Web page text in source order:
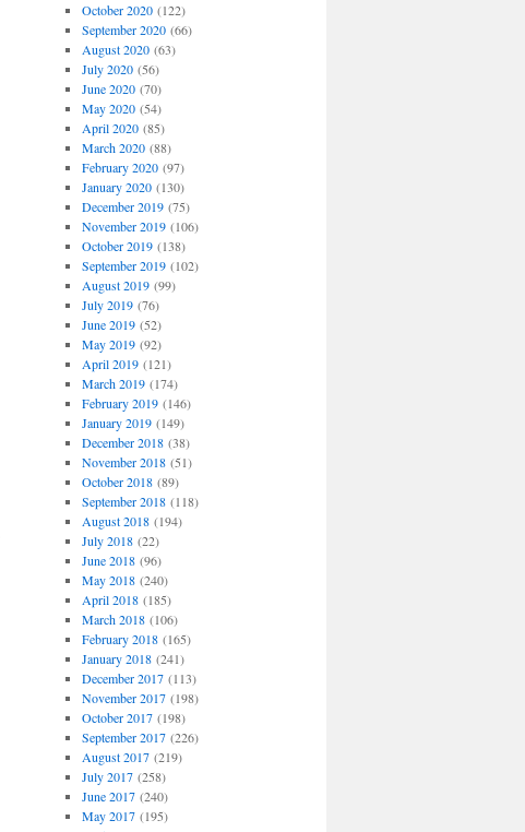
October 2020(122)
September 2020(66)
August 2020(63)
July 2020(56)
June 2020(70)
May 2020(54)
April 2020(85)
March 2020(88)
February 2020(97)
January 2020(130)
December 2019(75)
November 2019(106)
October 2019(138)
September 2019(102)
August 2019(99)
July 2019(76)
June 2019(52)
May 2019(92)
April 2019(121)
March 2019(174)
February 2019(146)
January 2019(149)
December 2018(38)
November 2018(51)
October 2018(89)
September 2018(118)
August 2018(194)
July 2018(22)
June 2018(96)
May 2018(240)
April 2018(185)
March 2018(106)
February 2018(165)
January 2018(241)
December 2017(113)
November 2017(198)
October 2017(198)
September 2017(226)
August 2017(219)
July 2017(258)
June 2017(240)
May 2017(195)